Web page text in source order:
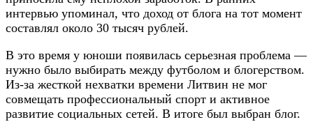
интервью упоминал, что доход от блога на тот момент
составлял около 30 тысяч рублей.
В это время у юноши появилась серьезная проблема —
нужно было выбирать между футболом и блогерством.
Из-за жесткой нехватки времени Литвин не мог
совмещать профессиональный спорт и активное
развитие социальных сетей. В итоге был выбран блог.